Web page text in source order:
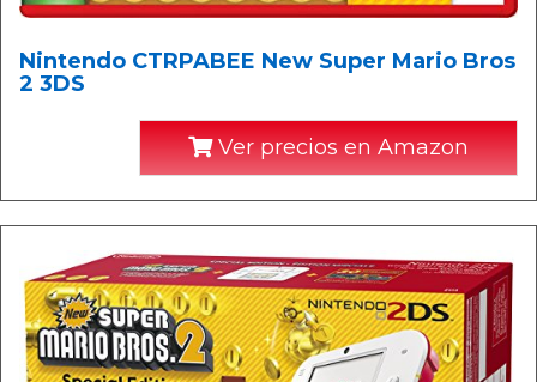
Nintendo CTRPABEE New Super Mario Bros
2 3DS
Ver precios en Amazon